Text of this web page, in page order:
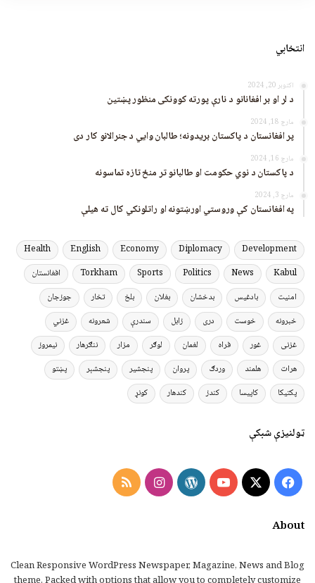
انتخابي
اکتوبر 20, 2024
د لر او بر افغانانو د نارې پورته کوونکی منظور پښتین
مارچ 18, 2024
پر افغانستان د پاکستان بریدونه؛ طالبان وايي د جنرالانو کار دی
مارچ 16, 2024
د پاکستان د نوي حکومت او طالبانو تر منځ تازه تماسونه
مارچ 3, 2024
په افغانستان کې وروستي اورښتونه او راتلونکي کال ته هیلې
Development
Diplomacy
Economy
English
Health
Kabul
News
Politics
Sports
Torkham
افغانستان
امنیت
بادغیس بدخشان بغلان بلخ تخار
جوزجان
خبرونه
خوست دری زابل سندرې شعرونه
غزني
غزنی
غور فراه لغمان لوګر مزار ننګرهار
نیمروز
هرات
هلمند وردګ پروان پنجشیر پنجشېر
پښتو
پکتیکا
کاپیسا کندز کندهار کونړ
ټولنیزې شبکې
Facebook
X
YouTube
WordPress
Instagram
RSS
About
Clean Responsive WordPress Newspaper, Magazine, News and Blog